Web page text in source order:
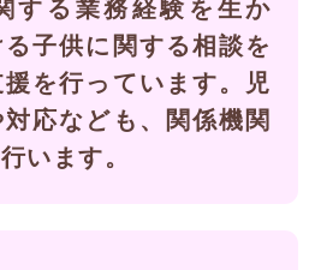
する業務経験を生か
子供に関する相談を
を行っています。児
応なども、関係機関
います。